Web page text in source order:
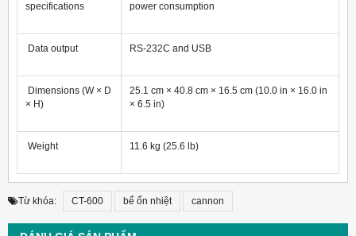
specifications
power consumption
Data output RS-232C and USB
Dimensions (W × D
× H)
25.1 cm × 40.8 cm × 16.5 cm (10.0 in × 16.0 in
× 6.5 in)
Weight 11.6 kg (25.6 lb)
Từ khóa: CT-600 bể ổn nhiệt cannon